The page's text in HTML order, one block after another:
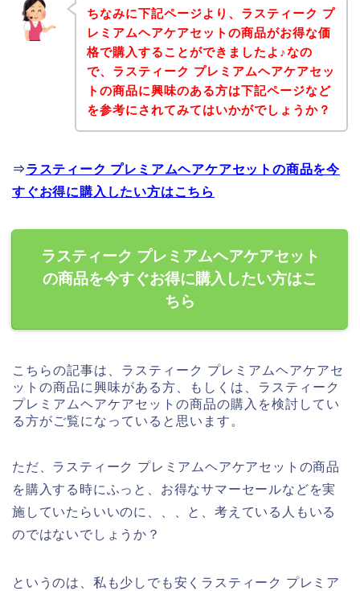
ちなみに下記ページより、ラスティーク プ
レミアムヘアケアセットの商品がお得な価
格で購入することができましたよ♪なの
で、ラスティーク プレミアムヘアケアセッ
トの商品に興味のある方は下記ページなど
を参考にされてみてはいかがでしょうか？
⇒ラスティーク プレミアムヘアケアセットの商品を今
すぐお得に購入したい方はこちら
ラスティーク プレミアムヘアケアセット
の商品を今すぐお得に購入したい方はこ
ちら
こちらの記事は、ラスティーク プレミアムヘアケアセ
ットの商品に興味がある方、もしくは、ラスティーク
プレミアムヘアケアセットの商品の購入を検討してい
る方がご覧になっていると思います。
ただ、ラスティーク プレミアムヘアケアセットの商品
を購入する時にふっと、お得なサマーセールなどを実
施していたらいいのに、、、と、考えている人もいる
のではないでしょうか？
というのは、私も少しでも安くラスティーク プレミア